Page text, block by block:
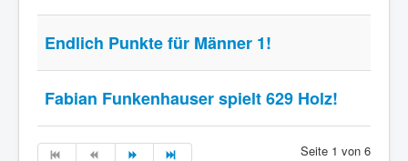
Endlich Punkte für Männer 1!
Fabian Funkenhauser spielt 629 Holz!
Seite 1 von 6